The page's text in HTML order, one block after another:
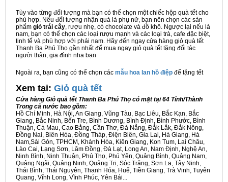
Tùy vào từng đối tượng mà bạn có thể chọn một chiếc hộp quà tết cho
phù hợp. Nếu đối tượng nhận quà là phụ nữ, bạn nên chọn các sản
phẩm giỏ trái cây, rượu nhẹ, có chocolate và đồ khô. Ngược lại nếu là
nam, bạn có thể chọn các loại rượu mạnh và các loại trà, cafe đặc biệt,
tinh tế và phù hợp với phái nam. Hãy đến ngay cửa hàng giỏ quà tết
Thanh Ba Phú Thọ gần nhất để mua ngay giỏ quà tết tặng đối tác
người thân, gia đình nha bạn
Ngoài ra, bạn cũng có thể chọn các mẫu hoa lan hồ điệp để tặng tết
Xem tại: Giỏ quà tết
Cửa hàng Giỏ quà tết Thanh Ba Phú Thọ có mặt tại 64 Tỉnh/Thành
Trong cả nước bao gồm:
Hồ Chí Minh, Hà Nội, An Giang, Vũng Tàu, Bạc Liêu, Bắc Kạn, Bắc
Giang, Bắc Ninh, Bến Tre, Bình Dương, Bình Định, Bình Phước, Bình
Thuận, Cà Mau, Cao Bằng, Cần Thơ, Đà Nẵng, Đắk Lắk, Đắk Nông,
Đồng Nai, Biên Hòa, Đồng Tháp, Điện Biên, Gia Lai, Hà Giang, Hà
Nam,Sài Gòn, TPHCM, Khánh Hòa, Kiên Giang, Kon Tum, Lai Châu,
Lào Cai, Lạng Sơn, Lâm Đồng, Đà Lạt, Long An, Nam Định, Nghệ An,
Ninh Bình, Ninh Thuận, Phú Thọ, Phú Yên, Quảng Bình, Quảng Nam,
Quảng Ngãi, Quảng Ninh, Quảng Trị, Sóc Trăng, Sơn La, Tây Ninh,
Thái Bình, Thái Nguyên, Thanh Hóa, Huế, Tiền Giang, Trà Vinh, Tuyên
Quang, Vĩnh Long, Vĩnh Phúc, Yên Bái...